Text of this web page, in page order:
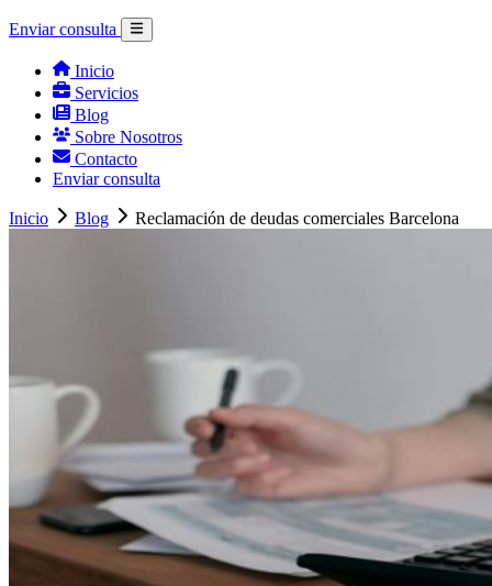
Enviar consulta
Inicio
Servicios
Blog
Sobre Nosotros
Contacto
Enviar consulta
Inicio Blog Reclamación de deudas comerciales Barcelona